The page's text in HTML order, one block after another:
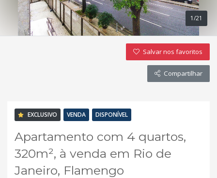
1/21
Salvar nos favoritos
Compartilhar
EXCLUSIVO VENDA DISPONÍVEL
Apartamento com 4 quartos,
320m², à venda em Rio de
Janeiro, Flamengo